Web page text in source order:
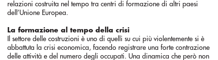
relazioni costruita nel tempo tra centri di formazione di altri paesi
dell’Unione Europea.
La formazione al tempo della crisi
Il settore delle costruzioni è uno di quelli su cui più violentemente si è
abbattuta la crisi economica, facendo registrare una forte contrazione
delle attività e del numero degli occupati. Una dinamica che però non